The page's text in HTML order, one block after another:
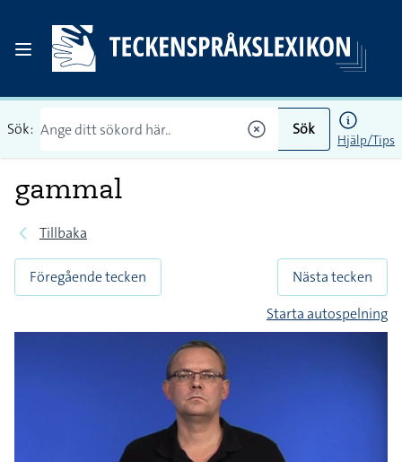
Sök: Sök
Hjälp/Tips
gammal
Tillbaka
Föregående tecken
Nästa tecken
Starta autospelning